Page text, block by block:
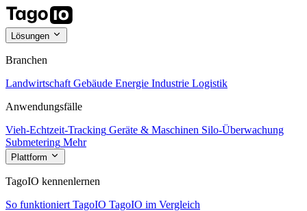
Lösungen
Branchen
Landwirtschaft Gebäude Energie Industrie Logistik
Anwendungsfälle
Vieh-Echtzeit-Tracking Geräte & Maschinen Silo-Überwachung
Submetering Mehr
Plattform
TagoIO kennenlernen
So funktioniert TagoIO TagoIO im Vergleich